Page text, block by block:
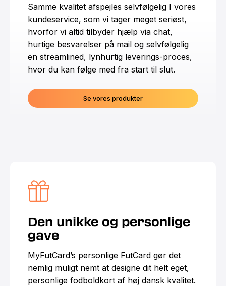
Samme kvalitet afspejles selvfølgelig I vores
kundeservice, som vi tager meget seriøst,
hvorfor vi altid tilbyder hjælp via chat,
hurtige besvarelser på mail og selvfølgelig
en streamlined, lynhurtig leverings-proces,
hvor du kan følge med fra start til slut.
Se vores produkter
Den unikke og personlige
gave
MyFutCard’s personlige FutCard gør det
nemlig muligt nemt at designe dit helt eget,
personlige fodboldkort af høj dansk kvalitet.